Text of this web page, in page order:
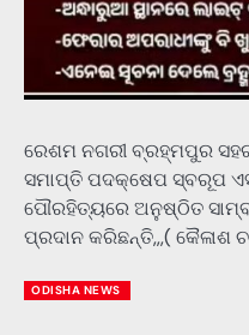
ରେଶମ ନଗରୀ ବ୍ରହ୍ମପୁର
ସମାପ୍ତି ପଦକ୍ଷେପ ସ୍ବରୂପ
ପୌରହିତ୍ୟରେ ଅନୁଷ୍ଠିତ
ପ୍ରଦାନ କରିଛନ୍ତି,,,( କୈଳାଶ
ODISHA NEWS